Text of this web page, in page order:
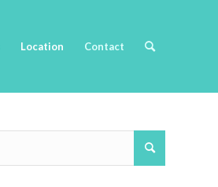
Location Contact